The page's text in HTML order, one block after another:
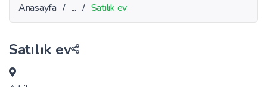
Anasayfa / ... / Satılık ev
Satılık ev